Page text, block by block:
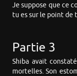
Je suppose que ce
tu es sur le point de
Partie 3
Shiba avait
mortelles. Son